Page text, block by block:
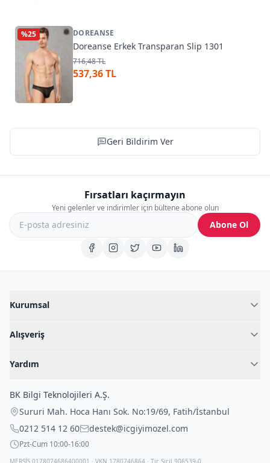
%25 DOREANSE
Doreanse Erkek Transparan Slip 1301
716,48 TL
537,36 TL
Geri Bildirim Ver
Fırsatları kaçırmayın
Yeni gelenler ve indirimler için bültene abone olun
Abone Ol
Kurumsal
Blog
İç Giyim Rehberi
Alışveriş
Fantazi İç Giyim
Çocuk İç Giyim
Outlet Fırsatları
Yardım
İade Politikası
Gizli Paketleme
BK Bilgi Teknolojileri A.Ş.
Sururi Mah. Hoca Hanı Sok. No:19/69, Fatih/İstanbul
0212 514 12 60
destek@icgiyimozel.com
Pzt-Cum 10:00-16:00
MERSİS 0178074686400001 · VKN 1780746864 · Tic.Sicil 906539-0